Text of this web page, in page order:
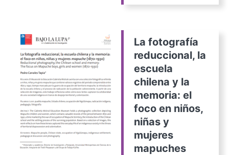
La fotografía
reduccional, la
escuela
chilena y la
memoria: el
foco en niños,
niñas y
mujeres
mapuches